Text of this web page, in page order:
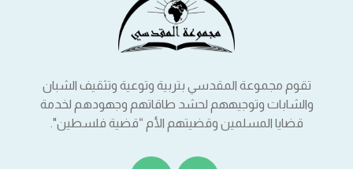
تقوم مجموعة المقدسي بتربية وتوعية وتثقيف الشبان
والشابات وتوجيههم لحشد طاقاتهم وجهودهم لخدمة
قضايا المسلمين وقضيتهم الأم “قضية فلسطين".